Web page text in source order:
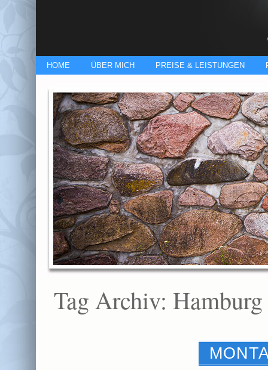
HOME ÜBER MICH PREISE & LEISTUNGEN
Tag Archiv: Hamburg